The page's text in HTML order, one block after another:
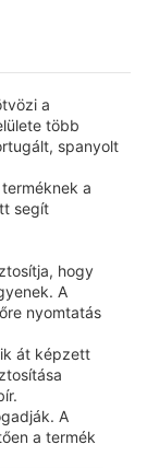
a
több
spanyolt
a
segít
hogy
A
nyomtatás
át képzett
A
a termék